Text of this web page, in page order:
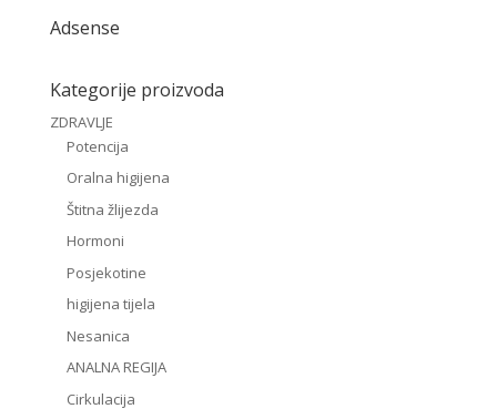
Adsense
Kategorije proizvoda
ZDRAVLJE
Potencija
Oralna higijena
Štitna žlijezda
Hormoni
Posjekotine
higijena tijela
Nesanica
ANALNA REGIJA
Cirkulacija